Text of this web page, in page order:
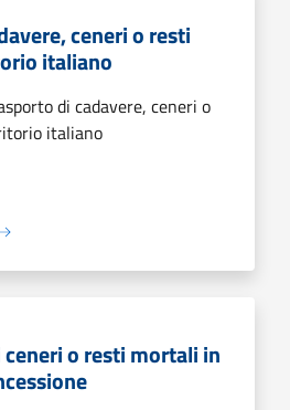
ceneri o resti
italiano
di cadavere, ceneri o
italiano
o resti mortali in